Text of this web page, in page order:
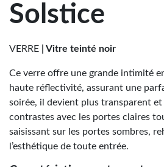
Solstice
VERRE | Vitre teinté noir
Ce verre offre une grande intimité
haute réflectivité, assurant une
soirée, il devient plus transparent et
contrastes avec les portes claires
saisissant sur les portes sombres,
l’esthétique de toute entrée.